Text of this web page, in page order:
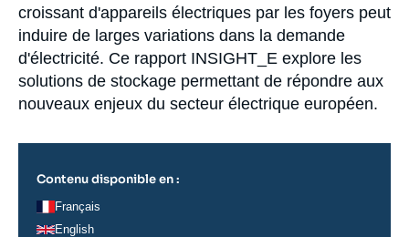
croissant d'appareils électriques par les foyers peut
induire de larges variations dans la demande
d'électricité. Ce rapport INSIGHT_E explore les
solutions de stockage permettant de répondre aux
nouveaux enjeux du secteur électrique européen.
Contenu disponible en :
Français
English